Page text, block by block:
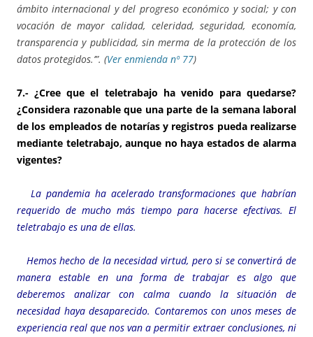
ámbito internacional y del progreso económico y social; y con
vocación de mayor calidad, celeridad, seguridad, economía,
transparencia y publicidad, sin merma de la protección de los
datos protegidos.’”. (Ver enmienda nº 77)
7.- ¿Cree que el teletrabajo ha venido para quedarse?
¿Considera razonable que una parte de la semana laboral
de los empleados de notarías y registros pueda realizarse
mediante teletrabajo, aunque no haya estados de alarma
vigentes?
La pandemia ha acelerado transformaciones que habrían
requerido de mucho más tiempo para hacerse efectivas. El
teletrabajo es una de ellas.
Hemos hecho de la necesidad virtud, pero si se convertirá de
manera estable en una forma de trabajar es algo que
deberemos analizar con calma cuando la situación de
necesidad haya desaparecido. Contaremos con unos meses de
experiencia real que nos van a permitir extraer conclusiones, ni